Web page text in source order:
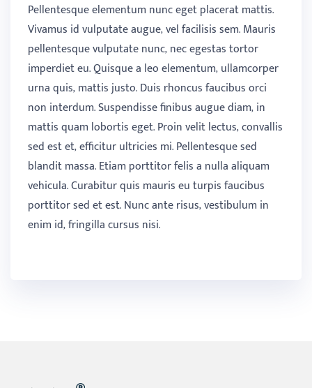
Pellentesque elementum nunc eget placerat mattis.
Vivamus id vulputate augue, vel facilisis sem. Mauris
pellentesque vulputate nunc, nec egestas tortor
imperdiet eu. Quisque a leo elementum, ullamcorper
urna quis, mattis justo. Duis rhoncus faucibus orci
non interdum. Suspendisse finibus augue diam, in
mattis quam lobortis eget. Proin velit lectus, convallis
sed est et, efficitur ultricies mi. Pellentesque sed
blandit massa. Etiam porttitor felis a nulla aliquam
vehicula. Curabitur quis mauris eu turpis faucibus
porttitor sed et est. Nunc ante risus, vestibulum in
enim id, fringilla cursus nisi.